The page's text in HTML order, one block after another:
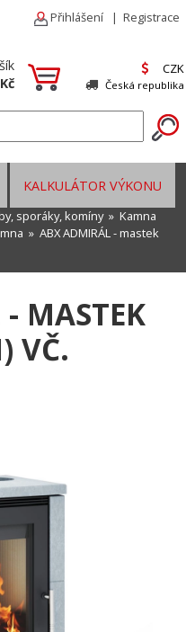
Přihlášení | Registrace
CZK
Česká republika
KALKULÁTOR VÝKONU
sporáky, komíny» Kamna
» ABX ADMIRÁL - mastek
MASTEK
VČ.